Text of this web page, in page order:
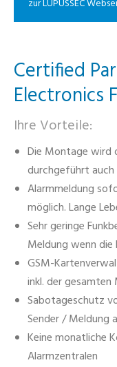
zur LUPUSSEC
Certified
Electronics
Ihre Vorteile:
Die Montage wird
durchgeführt auch
Alarmmeldung
möglich. Lange
Sehr geringe
Meldung wenn
GSM-
inkl. der
Sabotageschutz
Sender / Meldung
Keine monatliche
Alarmzentralen